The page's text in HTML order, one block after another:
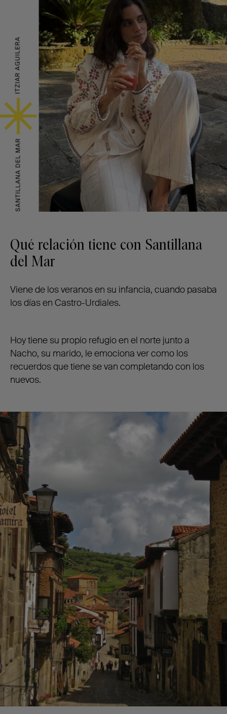
Qué relación tiene con Santillana
del Mar
Viene de los veranos en su infancia, cuando pasaba
los días en Castro-Urdiales.
Hoy tiene su propio refugio en el norte junto a
Nacho, su marido, le emociona ver como los
recuerdos que tiene se van completando con los
nuevos.